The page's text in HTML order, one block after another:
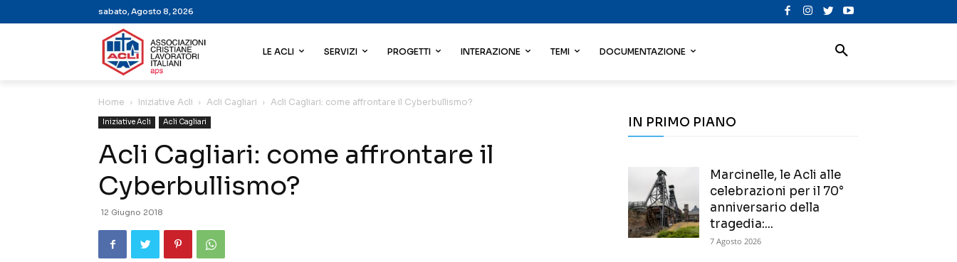
sabato, Agosto 8, 2026
LE ACLI SERVIZI PROGETTI INTERAZIONE TEMI DOCUMENTAZIONE
Home Iniziative Acli Acli Cagliari Acli Cagliari: come affrontare il Cyberbullismo?
Iniziative Acli Acli Cagliari
Acli Cagliari: come affrontare il
Cyberbullismo?
12 Giugno 2018
IN PRIMO PIANO
Marcinelle, le Acli alle
celebrazioni per il 70°
anniversario della
tragedia:...
7 Agosto 2026